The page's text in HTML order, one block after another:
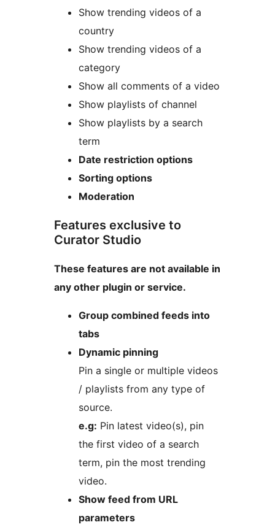
Show trending videos of a
country
Show trending videos of a
category
Show all comments of a video
Show playlists of channel
Show playlists by a search
term
Date restriction options
Sorting options
Moderation
Features exclusive to
Curator Studio
These features are not available in
any other plugin or service.
Group combined feeds into
tabs
Dynamic pinning
Pin a single or multiple videos
/ playlists from any type of
source.
e.g: Pin latest video(s), pin
the first video of a search
term, pin the most trending
video.
Show feed from URL
parameters